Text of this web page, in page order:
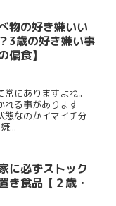
物の好き嫌いい
3歳の好き嫌い事
偏食】
にありますよね。
れる事があります
態なのかイマイチ分
...
に必ずストック
き食品【２歳・